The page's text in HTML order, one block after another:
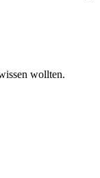
wollten.